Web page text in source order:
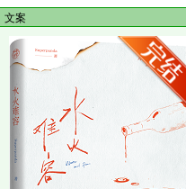
文案